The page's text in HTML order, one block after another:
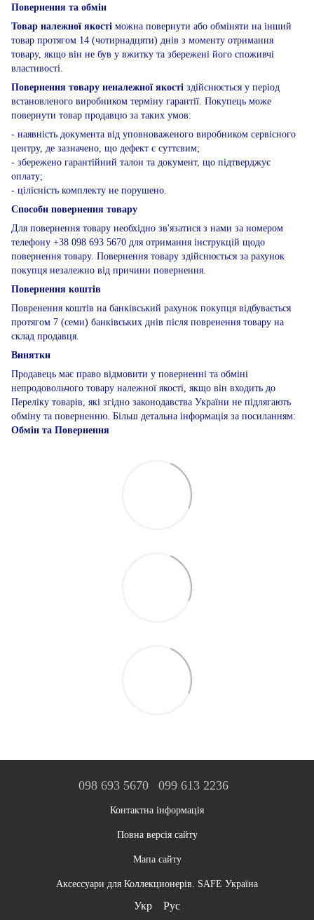
Повернення та обмін
Товар належної якості можна повернути або обміняти на інший
товар протягом 14 (чотирнадцяти) днів з моменту отримання
товару, якщо він не був у вжитку та збережені його споживчі
властивості.
Повернення товару неналежної якості здійснюється у період
встановленого виробником терміну гарантії. Покупець може
повернути товар продавцю за таких умов:
- наявність документа від уповноваженого виробником сервісного
центру, де зазначено, що дефект є суттєвим;
- збережено гарантійний талон та документ, що підтверджує
оплату;
- цілісність комплекту не порушено.
Способи повернення товару
Для повернення товару необхідно зв'язатися з нами за номером
телефону +38 098 693 5670 для отримання інструкцій щодо
повернення товару. Повернення товару здійснюється за рахунок
покупця незалежно від причини повернення.
Повернення коштів
Повренення коштів на банківський рахунок покупця відбувається
протягом 7 (семи) банківських днів після повренення товару на
склад продавця.
Винятки
Продавець має право відмовити у поверненні та обміні
непродовольчого товару належної якості, якщо він входить до
Переліку товарів, які згідно законодавства України не підлягають
обміну та поверненню. Більш детальна інформація за посиланням:
Обмін та Повернення
098 693 5670 099 613 2236
Контактна інформація
Повна версія сайту
Мапа сайту
Аксессуари для Коллекционерів. SAFE Україна
Укр Рус